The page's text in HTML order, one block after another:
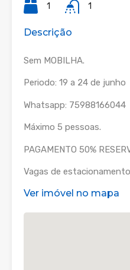
1 1
Descrição
Sem MOBILHA.
Periodo: 19 a 24 de junho
Whatsapp: 75988166044
Máximo 5 pessoas.
PAGAMENTO 50%
Vagas de
Ver imóvel no mapa